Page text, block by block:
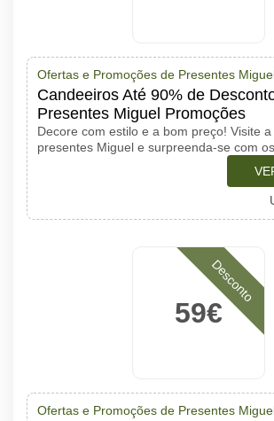
Ofertas e Promoções de Presentes
Candeeiros Até 90% de
Presentes Miguel Promoções
Decore com estilo e a bom preço! Visite
presentes Miguel e surpreenda-se com
59€
Desconto
Ofertas e Promoções de Presentes